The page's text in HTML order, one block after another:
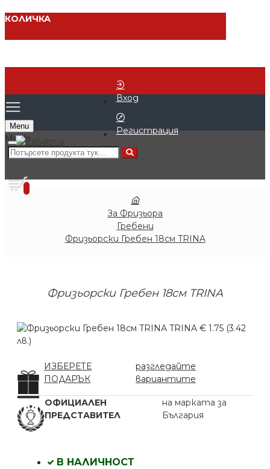
КОЛИЧКА
Вход
Регистрация
Menu
0
За Фризьора
Гребени
Фризьорски Гребен 18см TRINA
Фризьорски Гребен 18см TRINA
ИЗБЕРЕТЕ
ПОДАРЪК
разгледайте
вариантите
ОФИЦИАЛЕН
ПРЕДСТАВИТЕЛ
на марката за
България
В НАЛИЧНОСТ